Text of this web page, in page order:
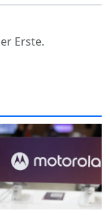
Erste.